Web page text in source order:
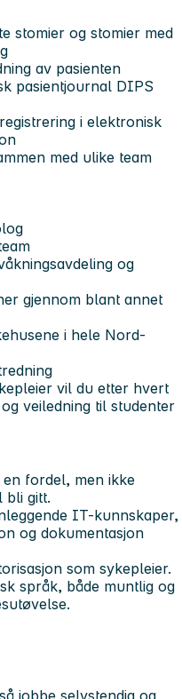
stomier og stomier med
av pasienten
pasientjournal DIPS
i elektronisk
med ulike team
og
gjennom blant annet
i hele Nord-
vil du etter hvert
veiledning til studenter
fordel, men ikke
bli gitt.
IT-kunnskaper,
og dokumentasjon
som sykepleier.
språk, både muntlig og
jobbe selvstendig og